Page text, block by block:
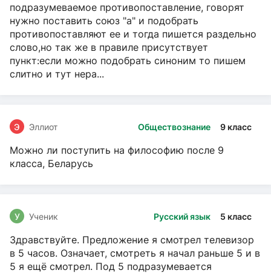
подразумеваемое противопоставление, говорят
нужно поставить союз "а" и подобрать
противопоставляют ее и тогда пишется раздельно
слово,но так же в правиле присутствует
пункт:если можно подобрать синоним то пишем
слитно и тут нера...
Обществознание 9 класс
Э Эллиот
Можно ли поступить на философию после 9
класса, Беларусь
Русский язык 5 класс
У Ученик
Здравствуйте. Предложение я смотрел телевизор
в 5 часов. Означает, смотреть я начал раньше 5 и в
5 я ещё смотрел. Под 5 подразумевается